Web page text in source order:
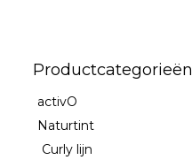
Productcategorieën
activO
Naturtint
Curly lijn